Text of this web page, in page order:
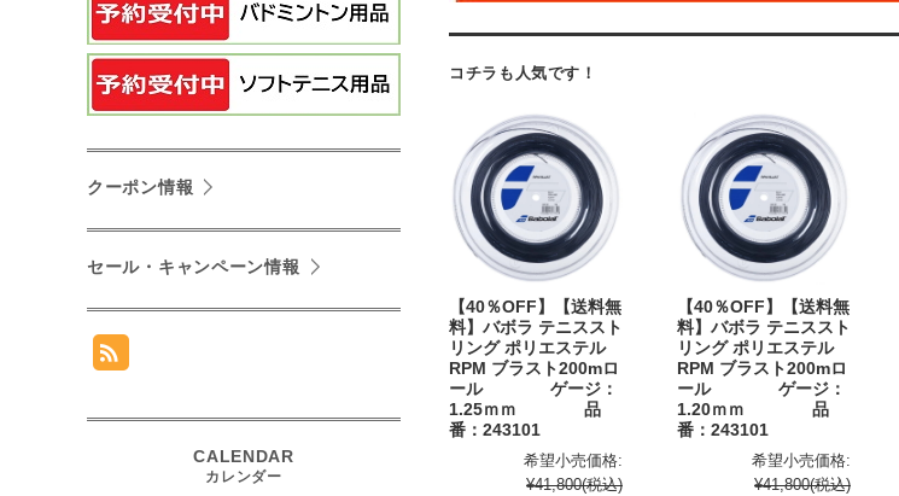
コチラも人気です！
【40％OFF】【送料無
料】バボラ テニススト
リング ポリエステル
RPM ブラスト200mロ
ール ゲージ：
1.25ｍｍ 品
番：243101
希望小売価格:
¥41,800(税込)
【40％OFF】【送料無
料】バボラ テニススト
リング ポリエステル
RPM ブラスト200mロ
ール ゲージ：
1.20ｍｍ 品
番：243101
希望小売価格:
¥41,800(税込)
クーポン情報
セール・キャンペーン情報